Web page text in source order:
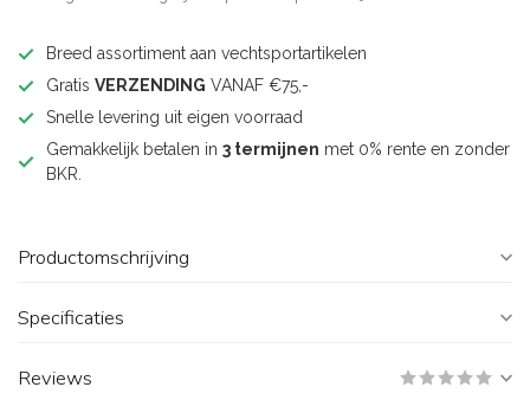
Breed assortiment aan vechtsportartikelen
Gratis VERZENDING VANAF €75,-
Snelle levering uit eigen voorraad
Gemakkelijk betalen in 3 termijnen met 0% rente en zonder
BKR.
Productomschrijving
Specificaties
Reviews